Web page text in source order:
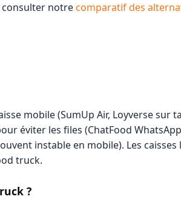
consulter notrecomparatif des
mobile (SumUp Air, Loyverse sur
éviter les files (ChatFood
instable en mobile). Les caisses
truck.
?